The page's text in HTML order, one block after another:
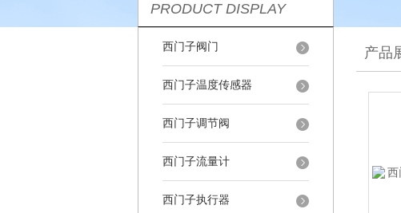
PRODUCT DISPLAY
西门子阀门
西门子温度传感器
西门子调节阀
西门子流量计
西门子执行器
产品